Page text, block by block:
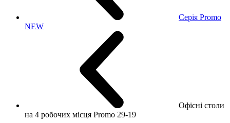
Серія Promo
NEW
Офісні столи
на 4 робочих місця Promo 29-19